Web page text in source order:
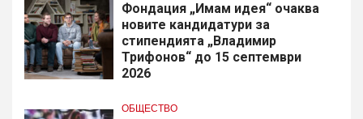
Фондация „Имам идея“ очаква
новите кандидатури за
стипендията „Владимир
Трифонов“ до 15 септември
2026
ОБЩЕСТВО